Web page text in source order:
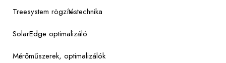
Treesystem rögzítéstechnika
SolarEdge optimalizáló
Mérőműszerek, optimalizálók